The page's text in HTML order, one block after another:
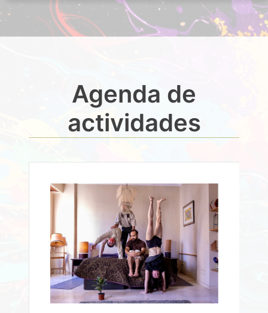
Agenda de
actividades